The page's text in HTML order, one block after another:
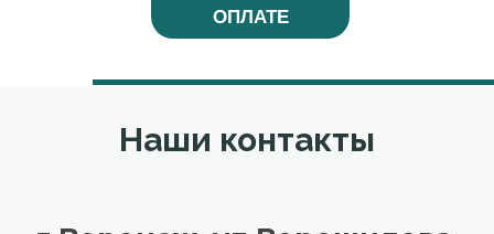
ОПЛАТЕ
Наши контакты